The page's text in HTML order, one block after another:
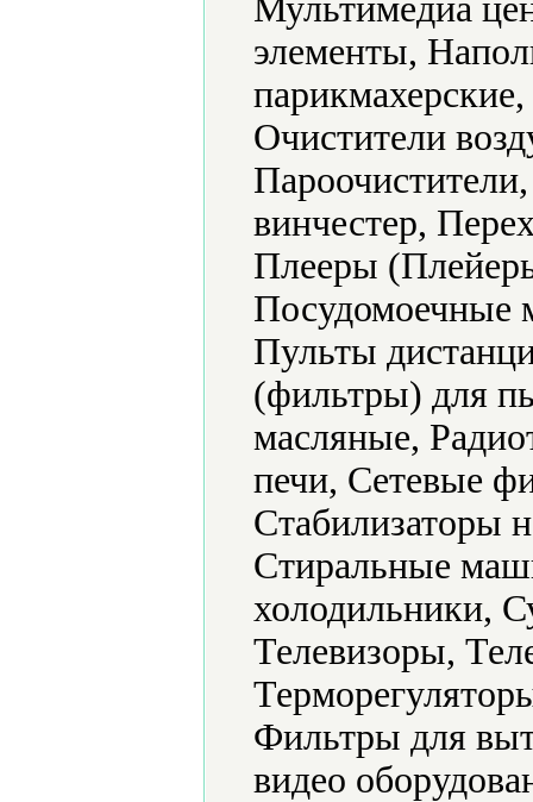
Мультимедиа
элементы,
Очистители
винчестер,
Плееры
Посудомоечные
Пульты
(фильтры) для
масляные,
печи, Сетевые
Стабилизаторы
Стиральные
холодильники,
Телевизоры,
Фильтры для
видео